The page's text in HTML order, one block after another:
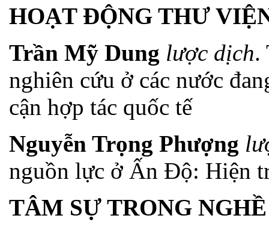
HOẠT ĐỘNG THƯ
Trần Mỹ Dung lược dịch.
nghiên cứu ở các nước
cận hợp tác quốc tế
Nguyễn Trọng Phượng
nguồn lực ở Ấn Độ: Hiện
TÂM SỰ TRONG NGHỀ